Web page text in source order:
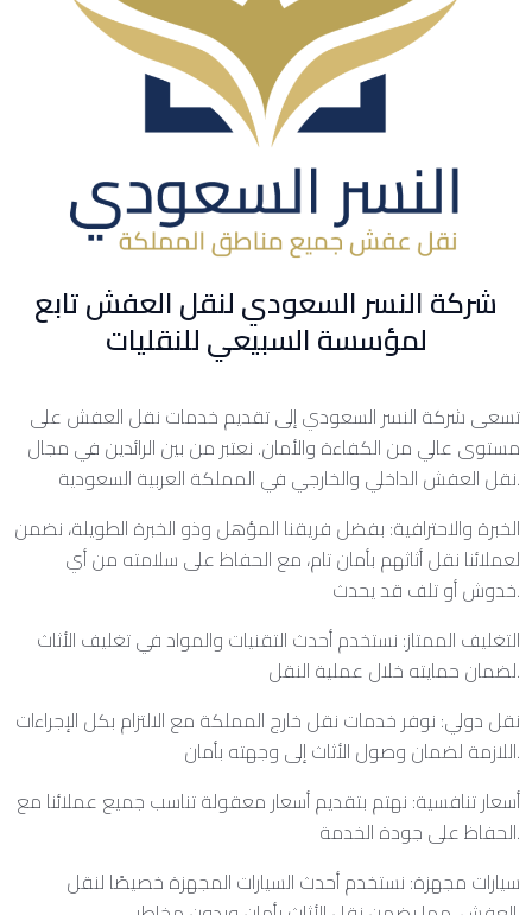
شركة النسر السعودي لنقل العفش تابع
لمؤسسة السبيعي للنقليات
تسعى شركة النسر السعودي إلى تقديم خدمات نقل العفش على
مستوى عالي من الكفاءة والأمان. نعتبر من بين الرائدين في مجال
نقل العفش الداخلي والخارجي في المملكة العربية السعودية.
الخبرة والاحترافية: بفضل فريقنا المؤهل وذو الخبرة الطويلة، نضمن
لعملائنا نقل أثاثهم بأمان تام، مع الحفاظ على سلامته من أي
خدوش أو تلف قد يحدث.
التغليف الممتاز: نستخدم أحدث التقنيات والمواد في تغليف الأثاث
لضمان حمايته خلال عملية النقل.
نقل دولي: نوفر خدمات نقل خارج المملكة مع الالتزام بكل الإجراءات
اللازمة لضمان وصول الأثاث إلى وجهته بأمان.
أسعار تنافسية: نهتم بتقديم أسعار معقولة تناسب جميع عملائنا مع
الحفاظ على جودة الخدمة.
سيارات مجهزة: نستخدم أحدث السيارات المجهزة خصيصًا لنقل